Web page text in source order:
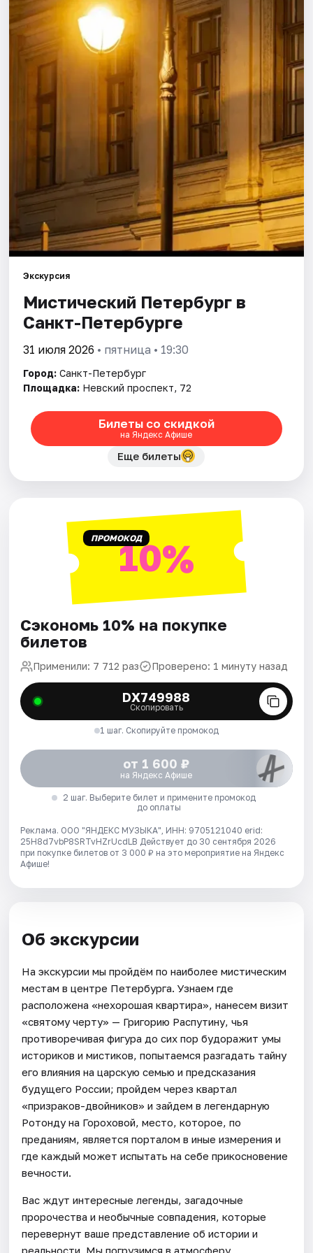
Города
Площадки
Рейтинги
Экскурсия
Мистический Петербург в
Санкт-Петербурге
31 июля 2026 • пятница • 19:30
Город: Санкт-Петербург
Площадка: Невский проспект, 72
Билеты со скидкой
на Яндекс Афише
Еще билеты
ПРОМОКОД10%
Сэкономь 10% на покупке
билетов
Применили: 7 712 раз Проверено: 1 минуту назад
DX749988
Скопировать
1 шаг. Скопируйте промокод
от 1 600 ₽
на Яндекс Афише
2 шаг. Выберите билет и примените промокод
до оплаты
Реклама. ООО "ЯНДЕКС МУЗЫКА", ИНН: 9705121040 erid:
25H8d7vbP8SRTvHZrUcdLB Действует до 30 сентября 2026
при покупке билетов от 3 000 ₽ на это мероприятие на Яндекс
Афише!
Об экскурсии
На экскурсии мы пройдём по наиболее мистическим
местам в центре Петербурга. Узнаем где
расположена «нехорошая квартира», нанесем визит
«святому черту» — Григорию Распутину, чья
противоречивая фигура до сих пор будоражит умы
историков и мистиков, попытаемся разгадать тайну
его влияния на царскую семью и предсказания
будущего России; пройдем через квартал
«призраков-двойников» и зайдем в легендарную
Ротонду на Гороховой, место, которое, по
преданиям, является порталом в иные измерения и
где каждый может испытать на себе прикосновение
вечности.
Вас ждут интересные легенды, загадочные
пророчества и необычные совпадения, которые
перевернут ваше представление об истории и
реальности. Мы погрузимся в атмосферу